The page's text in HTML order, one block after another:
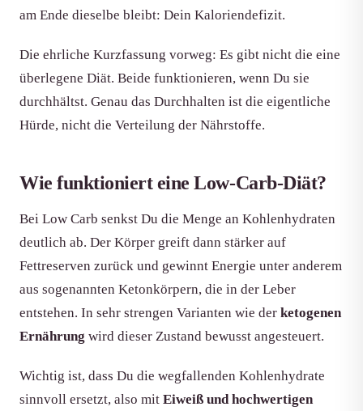
am Ende dieselbe bleibt: Dein Kaloriendefizit.
Die ehrliche Kurzfassung vorweg: Es gibt nicht die eine
überlegene Diät. Beide funktionieren, wenn Du sie
durchhältst. Genau das Durchhalten ist die eigentliche
Hürde, nicht die Verteilung der Nährstoffe.
Wie funktioniert eine Low-Carb-Diät?
Bei Low Carb senkst Du die Menge an Kohlenhydraten
deutlich ab. Der Körper greift dann stärker auf
Fettreserven zurück und gewinnt Energie unter anderem
aus sogenannten Ketonkörpern, die in der Leber
entstehen. In sehr strengen Varianten wie der ketogenen
Ernährung wird dieser Zustand bewusst angesteuert.
Wichtig ist, dass Du die wegfallenden Kohlenhydrate
sinnvoll ersetzt, also mit Eiweiß und hochwertigen